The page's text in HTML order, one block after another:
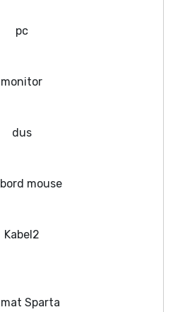
pc
monitor
dus
mouse
Kabel2
Sparta